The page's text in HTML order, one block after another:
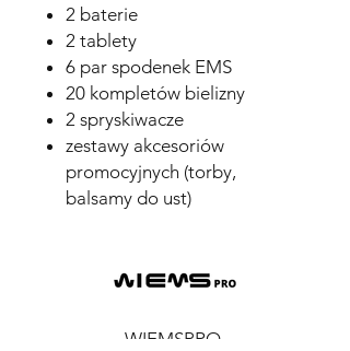
2 baterie
2 tablety
6 par spodenek EMS
20 kompletów bielizny
2 spryskiwacze
zestawy akcesoriów
promocyjnych (torby,
balsamy do ust)
WIEMSPRO